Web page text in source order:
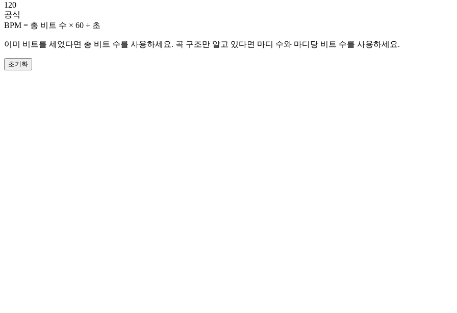
120
공식
BPM = 총 비트 수 × 60 ÷ 초
이미 비트를 세었다면 총 비트 수를 사용하세요. 곡 구조만 알고 있다면 마디 수와 마디당 비트 수를 사용하세요.
초기화